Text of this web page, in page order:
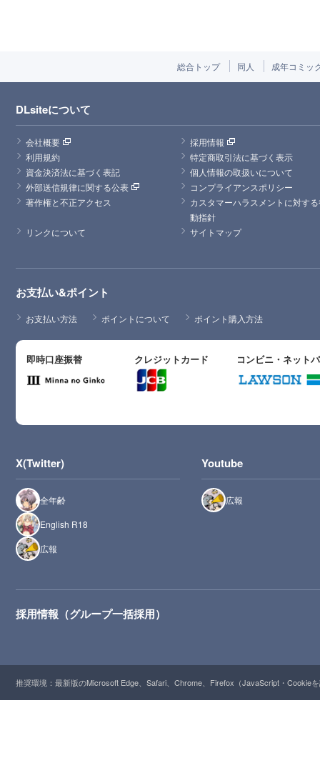
総合トップ 同人 成年コミッ
DLsiteについて
会社概要
採用情報
利用規約
特定商取引法に基づく表示
資金決済法に基づく表記
個人情報の取扱いについて
外部送信規律に関する公表
コンプライアンスポリシー
著作権と不正アクセス
カスタマーハラスメントに対す
動指針
リンクについて
サイトマップ
お支払い&ポイント
お支払い方法 ポイントについて ポイント購入方法
即時口座振替 クレジットカード コンビニ・ネット
X(Twitter)
全年齢
English R18
広報
Youtube
広報
採用情報（グループ一括採用）
推奨環境：最新版のMicrosoft Edge、Safari、Chrome、Firefox（JavaScript・Cookie